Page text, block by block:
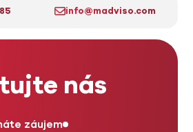
info@madviso.com
nás
záujem